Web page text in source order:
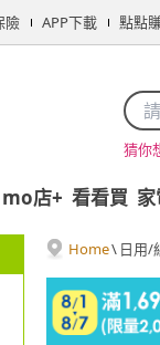
險 APP下載 點點
猜你
mo店+ 看看買
Home\ 日用/